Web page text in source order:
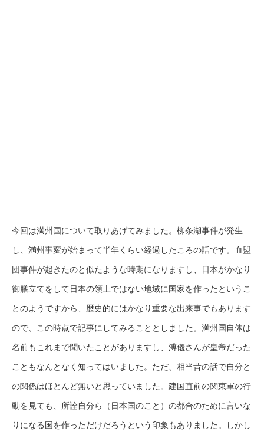
今回は満州国について取りあげてみました。柳条湖事件が発生
し、満州事変が始まって半年くらい経過したころの話です。血盟
団事件が起きたのと似たような時期になりますし、日本がかなり
御膳立てをして日本の領土ではない地域に国家を作ったというこ
とのようですから、歴史的にはかなり重要な出来事でもあります
ので、この時点で記事にしてみることとしました。満州国自体は
名前もこれまで聞いたことがありますし、溥儀さんが皇帝だった
こともなんとなく知ってはいました。ただ、相当昔の話で自分と
の関係はほとんど無いと思っていました。建国直前の関東軍の行
動を見ても、所詮自分ら（日本国のこと）の都合のために言いな
りになる国を作っただけだろうという印象もありました。しかし